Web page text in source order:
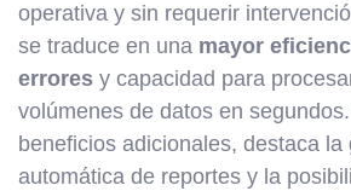
operativa y sin requerir
se traduce en una mayor
errores y capacidad para
volúmenes de datos en
beneficios adicionales, destaca la
automática de reportes y la